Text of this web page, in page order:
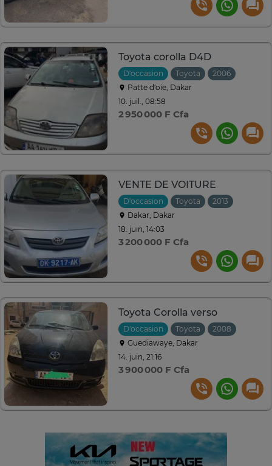
Toyota corolla D4D
D'occasion Toyota 2006
Patte d‘oie, Dakar
10. juil., 08:58
2 950 000 F Cfa
VENTE DE VOITURE
D'occasion Toyota 2013
Dakar, Dakar
18. juin, 14:03
3 200 000 F Cfa
Toyota Corolla verso
D'occasion Toyota 2008
Guediawaye, Dakar
14. juin, 21:16
3 900 000 F Cfa